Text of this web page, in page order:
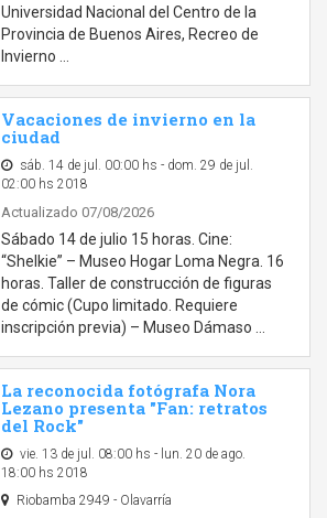
Universidad Nacional del Centro de la
Provincia de Buenos Aires, Recreo de
Invierno …
Vacaciones de invierno en la
ciudad
sáb. 14 de jul. 00:00 hs - dom. 29 de jul.
02:00 hs 2018
Actualizado 07/08/2026
Sábado 14 de julio 15 horas. Cine:
“Shelkie” – Museo Hogar Loma Negra. 16
horas. Taller de construcción de figuras
de cómic (Cupo limitado. Requiere
inscripción previa) – Museo Dámaso …
La reconocida fotógrafa Nora
Lezano presenta "Fan: retratos
del Rock"
vie. 13 de jul. 08:00 hs - lun. 20 de ago.
18:00 hs 2018
Riobamba 2949 - Olavarría